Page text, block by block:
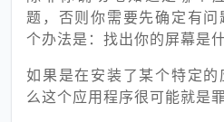
题，否则你需要先确定有
个办法是：找出你的屏幕是
如果是在安装了某个特定
么这个应用程序很可能就是罪